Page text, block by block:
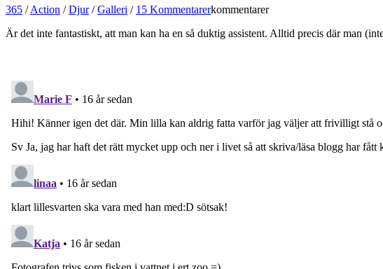
365 /Action /Djur/Galleri / 15 Kommentarerkommentarer
Är det inte fantastiskt, att man kan ha en så duktig assistent. Alltid precis där man